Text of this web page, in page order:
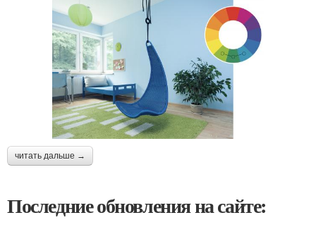
читать дальше →
Последние обновления на сайте: